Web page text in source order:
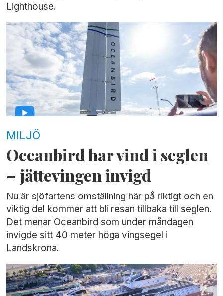
Lighthouse.
MILJÖ
Oceanbird har vind i seglen
– jättevingen invigd
Nu är sjöfartens omställning här på riktigt och en
viktig del kommer att bli resan tillbaka till seglen.
Det menar Oceanbird som under måndagen
invigde sitt 40 meter höga vingsegel i
Landskrona.